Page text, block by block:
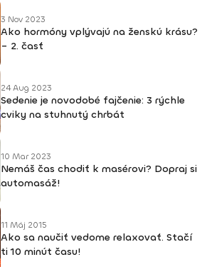
3 Nov 2023
Ako hormóny vplývajú na ženskú krásu?
– 2. časť
24 Aug 2023
Sedenie je novodobé fajčenie: 3 rýchle
cviky na stuhnutý chrbát
10 Mar 2023
Nemáš čas chodiť k masérovi? Dopraj si
automasáž!
11 Máj 2015
Ako sa naučiť vedome relaxovať. Stačí
ti 10 minút času!